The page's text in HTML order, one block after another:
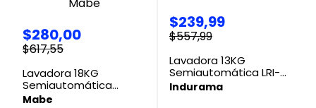
$280,00
$617,55
Lavadora 18KG
Semiautomática
LMDX8124HBAB0 Mabe
Mabe
$239,99
$557,99
Lavadora 13KG
Semiautomática LRI-
13BLSA Indurama
Indurama